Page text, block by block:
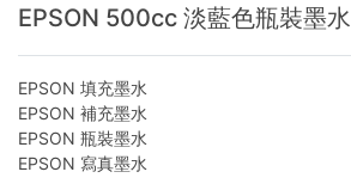
EPSON 500cc 淡藍色瓶裝墨水
EPSON 填充墨水
EPSON 補充墨水
EPSON 瓶裝墨水
EPSON 寫真墨水